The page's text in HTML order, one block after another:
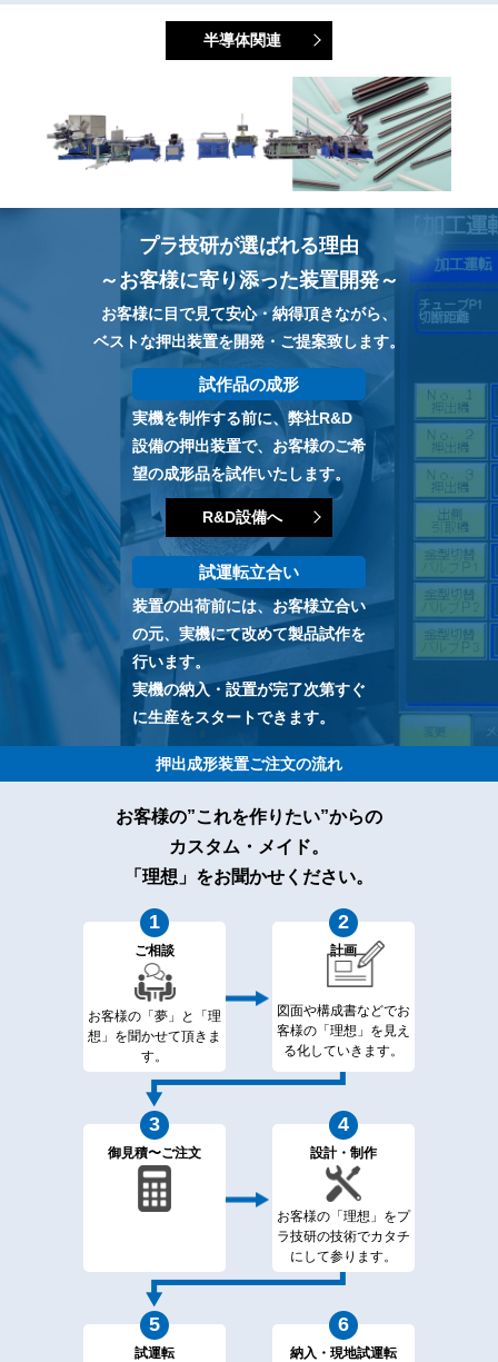
半導体関連
プラ技研が選ばれる理由
～お客様に寄り添った装置開発～
お客様に目で見て安心・納得頂きながら、
ベストな押出装置を開発・ご提案致します。
試作品の成形
実機を制作する前に、弊社R&D
設備の押出装置で、お客様のご希
望の成形品を試作いたします。
R&D設備へ
試運転立合い
装置の出荷前には、お客様立合い
の元、実機にて改めて製品試作を
行います。
実機の納入・設置が完了次第すぐ
に生産をスタートできます。
押出成形装置ご注文の流れ
お客様の”これを作りたい”からの
カスタム・メイド。
「理想」をお聞かせください。
ご相談
お客様の「夢」と「理
想」を聞かせて頂きま
す。
計画
図面や構成書などでお
客様の「理想」を見え
る化していきます。
御見積〜ご注文 設計・制作
お客様の「理想」をプ
ラ技研の技術でカタチ
に して参ります。
試運転 納入・現地試運転